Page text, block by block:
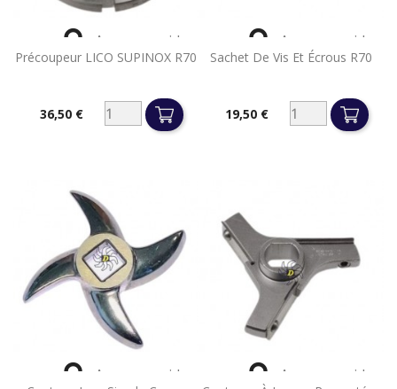
Précoupeur LICO SUPINOX R70
Prix36,50 €
 Aperçu rapide
Sachet De Vis Et Écrous R70
19,50 €
 Aperçu rapide
 Aperçu rapide  Aperçu rapide